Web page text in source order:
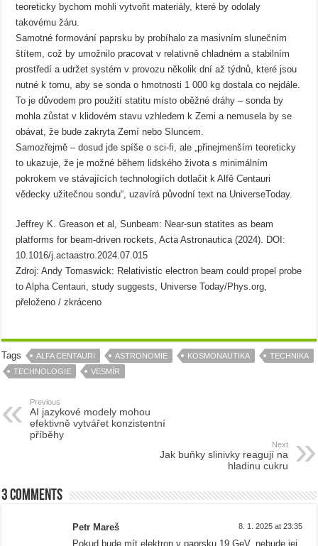
teoreticky bychom mohli vytvořit materiály, které by odolaly
takovému žáru.
Samotné formování paprsku by probíhalo za masivním slunečním
štítem, což by umožnilo pracovat v relativně chladném a stabilním
prostředí a udržet systém v provozu několik dní až týdnů, které jsou
nutné k tomu, aby se sonda o hmotnosti 1 000 kg dostala co nejdále.
To je důvodem pro použití statitu místo oběžné dráhy – sonda by
mohla zůstat v klidovém stavu vzhledem k Zemi a nemusela by se
obávat, že bude zakryta Zemí nebo Sluncem.
Samozřejmě – dosud jde spíše o sci-fi, ale „přinejmenším teoreticky
to ukazuje, že je možné během lidského života s minimálním
pokrokem ve stávajících technologiích dotlačit k Alfě Centauri
vědecky užitečnou sondu“, uzavírá původní text na UniverseToday.
Jeffrey K. Greason et al, Sunbeam: Near-sun statites as beam
platforms for beam-driven rockets, Acta Astronautica (2024). DOI:
10.1016/j.actaastro.2024.07.015
Zdroj: Andy Tomaswick: Relativistic electron beam could propel probe
to Alpha Centauri, study suggests, Universe Today/Phys.org,
přeloženo / zkráceno
Tags ALFA CENTAURI ASTRONOMIE KOSMONAUTIKA
TECHNIKA
TECHNOLOGIE
VESMÍR
Previous
AI jazykové modely mohou
efektivně vytvářet konzistentní
příběhy
Next
Jak buňky slinivky reagují na
hladinu cukru
3 comments
Petr Mareš 8. 1. 2025 at 23:35
Pokud bude mít elektron v paprsku 19 GeV, nebude jej